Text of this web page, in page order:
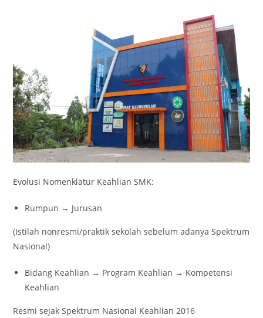
Evolusi Nomenklatur Keahlian SMK:
Rumpun → Jurusan
(Istilah nonresmi/praktik sekolah sebelum adanya Spektrum
Nasional)
Bidang Keahlian → Program Keahlian → Kompetensi
Keahlian
Resmi sejak Spektrum Nasional Keahlian 2016